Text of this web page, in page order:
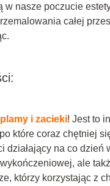
w nasze poczucie
całej
i zacieki! Jest to
które coraz chętniej
działający na co dzień
ale
którzy korzystając z